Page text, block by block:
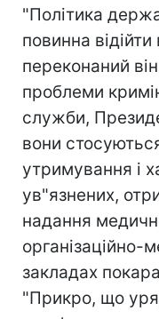
"Політика
повинна
переконаний
проблеми
служби,
вони
утримування і
ув"язнених,
надання
організаційно-
закладах
"Прикро, що